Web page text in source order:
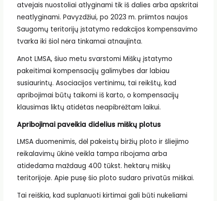
atvejais nuostoliai atlyginami tik iš dalies arba apskritai
neatlyginami. Pavyzdžiui, po 2023 m. priimtos naujos
Saugomų teritorijų įstatymo redakcijos kompensavimo
tvarka iki šiol nėra tinkamai atnaujinta.
Anot LMSA, šiuo metu svarstomi Miškų įstatymo
pakeitimai kompensacijų galimybes dar labiau
susiaurintų. Asociacijos vertinimu, tai reikštų, kad
apribojimai būtų taikomi iš karto, o kompensacijų
klausimas liktų atidėtas neapibrėžtam laikui.
Apribojimai paveikia didelius miškų plotus
LMSA duomenimis, dėl pakeistų biržių ploto ir šliejimo
reikalavimų ūkinė veikla tampa ribojama arba
atidedama maždaug 400 tūkst. hektarų miškų
teritorijoje. Apie pusę šio ploto sudaro privatūs miškai.
Tai reiškia, kad suplanuoti kirtimai gali būti nukeliami